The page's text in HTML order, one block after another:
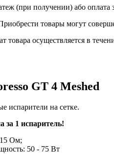
(при получении) або оплата
товары могут
товара осуществляется в
GT 4 Meshed
испарители на сетке.
за 1 испаритель!
Ом;
50 - 75 Вт